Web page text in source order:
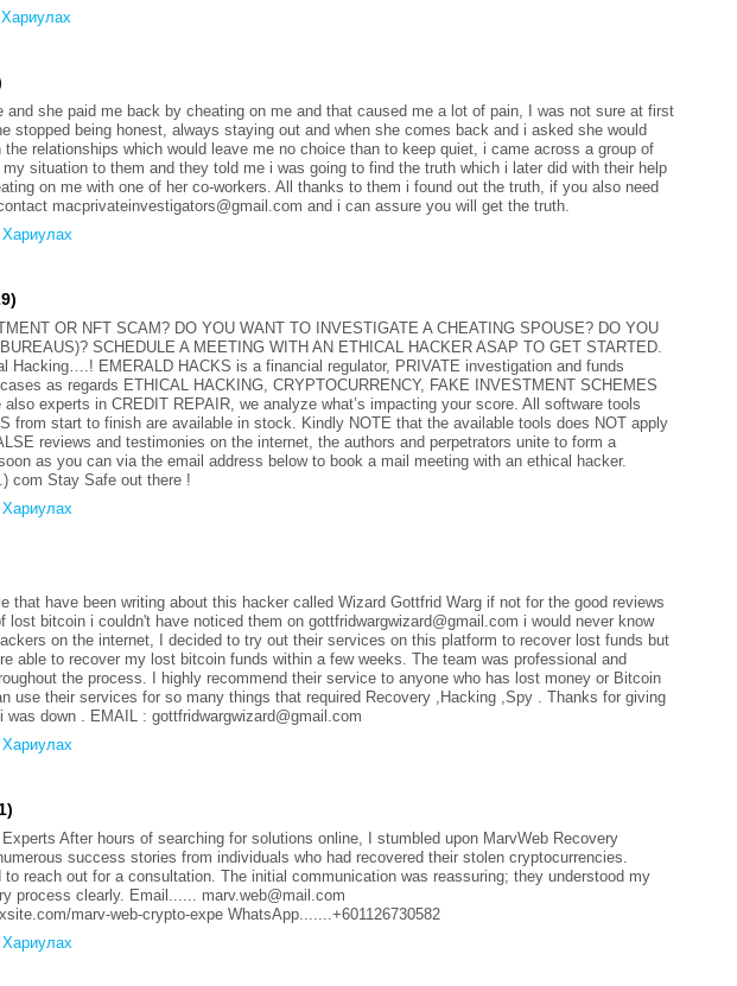
Хариулах
and she paid me back by cheating on me and that caused me a lot of pain, I was not sure at first
stopped being honest, always staying out and when she comes back and i asked she would
relationships which would leave me no choice than to keep quiet, i came across a group of
situation to them and they told me i was going to find the truth which i later did with their help
on me with one of her co-workers. All thanks to them i found out the truth, if you also need
macprivateinvestigators@gmail.com and i can assure you will get the truth.
Хариулах
OR NFT SCAM? DO YOU WANT TO INVESTIGATE A CHEATING SPOUSE? DO YOU
SCHEDULE A MEETING WITH AN ETHICAL HACKER ASAP TO GET STARTED.
Hacking….! EMERALD HACKS is a financial regulator, PRIVATE investigation and funds
as regards ETHICAL HACKING, CRYPTOCURRENCY, FAKE INVESTMENT SCHEMES
experts in CREDIT REPAIR, we analyze what’s impacting your score. All software tools
from start to finish are available in stock. Kindly NOTE that the available tools does NOT apply
reviews and testimonies on the internet, the authors and perpetrators unite to form a
as you can via the email address below to book a mail meeting with an ethical hacker.
com Stay Safe out there !
Хариулах
that have been writing about this hacker called Wizard Gottfrid Warg if not for the good reviews
lost bitcoin i couldn't have noticed them on gottfridwargwizard@gmail.com i would never know
on the internet, I decided to try out their services on this platform to recover lost funds but
able to recover my lost bitcoin funds within a few weeks. The team was professional and
the process. I highly recommend their service to anyone who has lost money or Bitcoin
use their services for so many things that required Recovery ,Hacking ,Spy . Thanks for giving
was down . EMAIL : gottfridwargwizard@gmail.com
Хариулах
After hours of searching for solutions online, I stumbled upon MarvWeb Recovery
success stories from individuals who had recovered their stolen cryptocurrencies.
to reach out for a consultation. The initial communication was reassuring; they understood my
process clearly. Email...... marv.web@mail.com
marv-web-crypto-expe WhatsApp.......+601126730582
Хариулах